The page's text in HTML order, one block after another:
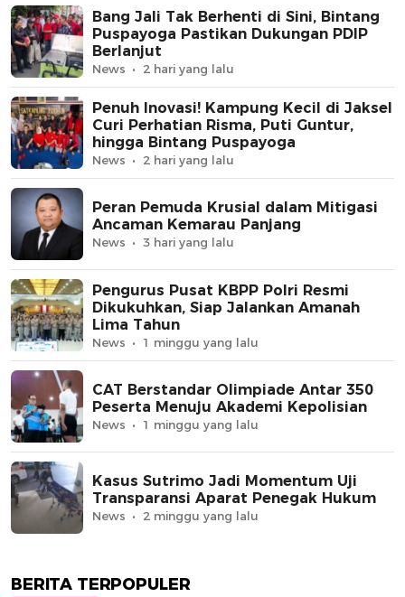
Bang Jali Tak Berhenti di Sini, Bintang
Puspayoga Pastikan Dukungan PDIP
Berlanjut
News 2 hari yang lalu
Penuh Inovasi! Kampung Kecil di Jaksel
Curi Perhatian Risma, Puti Guntur,
hingga Bintang Puspayoga
News 2 hari yang lalu
Peran Pemuda Krusial dalam Mitigasi
Ancaman Kemarau Panjang
News 3 hari yang lalu
Pengurus Pusat KBPP Polri Resmi
Dikukuhkan, Siap Jalankan Amanah
Lima Tahun
News 1 minggu yang lalu
CAT Berstandar Olimpiade Antar 350
Peserta Menuju Akademi Kepolisian
News 1 minggu yang lalu
Kasus Sutrimo Jadi Momentum Uji
Transparansi Aparat Penegak Hukum
News 2 minggu yang lalu
BERITA TERPOPULER